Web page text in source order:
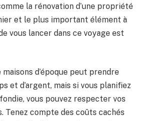
la rénovation d’une propriété
et le plus important élément à
vous lancer dans ce voyage est
maisons d’époque peut prendre
et d’argent, mais si vous planifiez
vous pouvez respecter vos
Tenez compte des coûts cachés